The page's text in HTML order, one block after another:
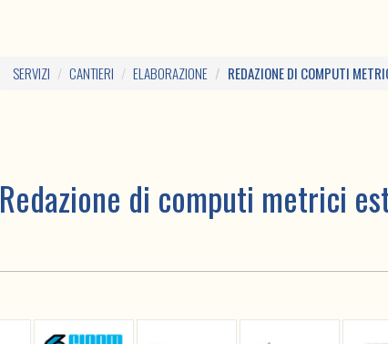
SERVIZI CANTIERI ELABORAZIONE REDAZIONE DI COMPUTI
Redazione di computi metrici